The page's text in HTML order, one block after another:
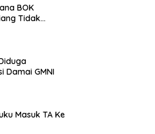
BOK
Tidak
Damai GMNI
Masuk TA Ke